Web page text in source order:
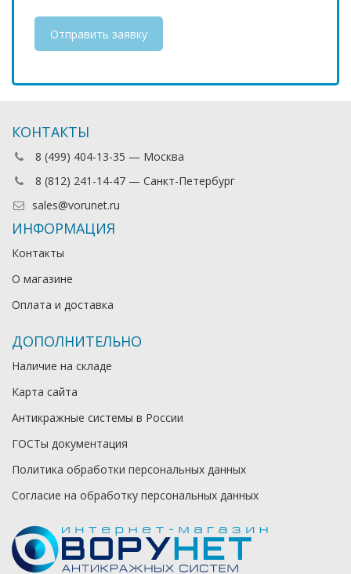
КОНТАКТЫ
8 (499) 404-13-35 — Москва
8 (812) 241-14-47 — Санкт-Петербург
sales@vorunet.ru
ИНФОРМАЦИЯ
Контакты
О магазине
Оплата и доставка
ДОПОЛНИТЕЛЬНО
Наличие на складе
Карта сайта
Антикражные системы в России
ГОСТы документация
Политика обработки персональных данных
Согласие на обработку персональных данных